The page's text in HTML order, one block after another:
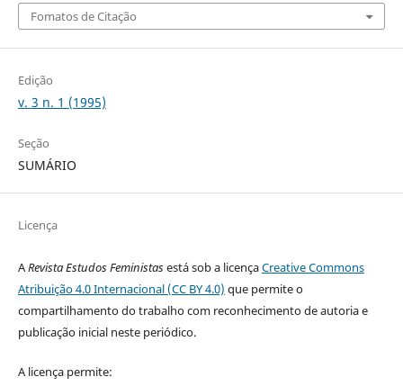
Fomatos de Citação
Edição
v. 3 n. 1 (1995)
Seção
SUMÁRIO
Licença
ARevista Estudos Feministasestá sob a licençaCreative Commons
Atribuição 4.0 Internacional (CC BY 4.0) que permite o
compartilhamento do trabalho com reconhecimento de autoria e
publicação inicial neste periódico.
A licença permite: